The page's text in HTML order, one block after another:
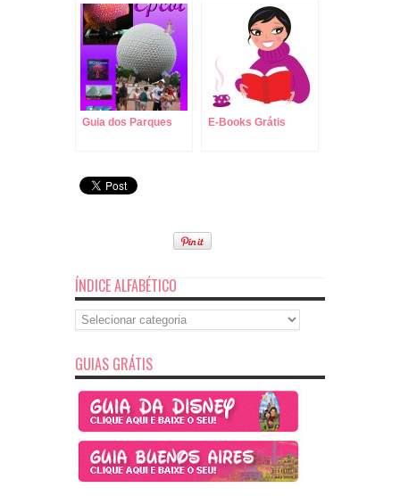
Guia dos Parques E-Books Grátis
ÍNDICE ALFABÉTICO
Índice
Alfabético
GUIAS GRÁTIS